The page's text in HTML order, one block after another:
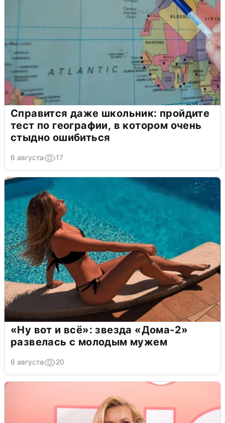
Справится даже школьник: пройдите
тест по географии, в котором очень
стыдно ошибиться
6 августа 17
«Ну вот и всё»: звезда «Дома-2»
развелась с молодым мужем
6 августа 20